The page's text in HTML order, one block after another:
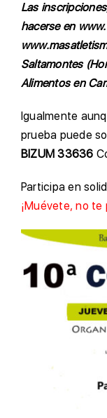
Las
hacerse en
Saltamontes
Alimentos en
Igualmente
prueba puede
BIZUM 33636
Participa en
¡Muévete, no te